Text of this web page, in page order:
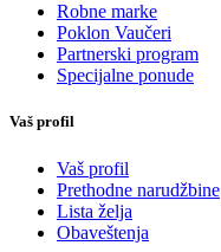
Robne marke
Poklon Vaučeri
Partnerski program
Specijalne ponude
Vaš profil
Vaš profil
Prethodne narudžbine
Lista želja
Obaveštenja